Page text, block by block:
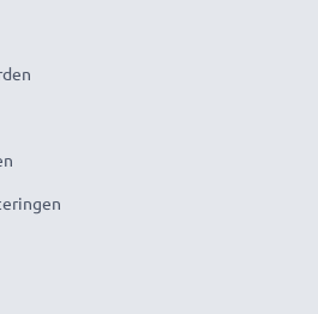
batterij.
sinds 2004 weten wij
batterijen voor je
Daarom bieden wij 36